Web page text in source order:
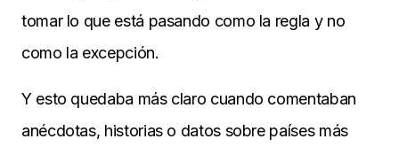
tomar lo que está pasando como la regla y no
como la excepción.
Y esto quedaba más claro cuando comentaban
anécdotas, historias o datos sobre países más